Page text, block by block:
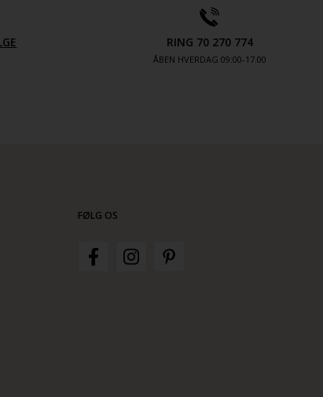
RING 70 270 774
ÅBEN HVERDAG 09:00-17.00
FØLG OS